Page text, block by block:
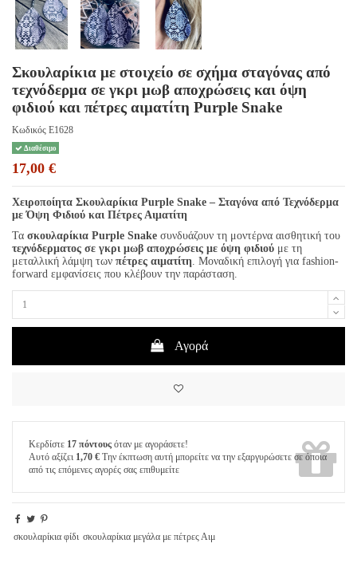
Σκουλαρίκια με στοιχείο σε σχήμα σταγόνας από
τεχνόδερμα σε γκρι μωβ αποχρώσεις και όψη
φιδιού και πέτρες αιματίτη Purple Snake
Κωδικός E1628
Διαθέσιμο
17,00 €
Χειροποίητα Σκουλαρίκια Purple Snake – Σταγόνα από Τεχνόδερμα
με Όψη Φιδιού και Πέτρες Αιματίτη
Τα σκουλαρίκια Purple Snake συνδυάζουν τη μοντέρνα αισθητική του
τεχνόδερματος σε γκρι μωβ αποχρώσεις με όψη φιδιού με τη
μεταλλική λάμψη των πέτρες αιματίτη. Μοναδική επιλογή για fashion-
forward εμφανίσεις που κλέβουν την παράσταση.
Αγορά
Κερδίστε 17 πόντους όταν με αγοράσετε!
Αυτό αξίζει 1,70 € Την έκπτωση αυτή μπορείτε να την εξαργυρώσετε σε όποια
από τις επόμενες αγορές σας επιθυμείτε
σκουλαρίκια φίδι σκουλαρίκια μεγάλα με πέτρες Αιμ